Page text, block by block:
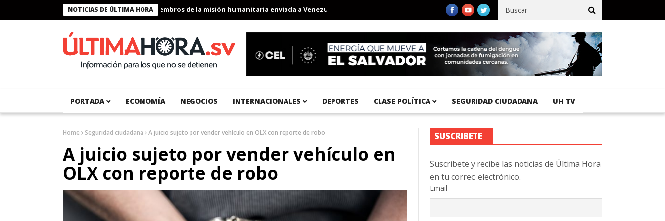
NOTICIAS DE ÚLTIMA HORA
Presidente Bukele condecora a miembros de la misión humanitaria enviada a Venezuela Aeropuerto Internacional del Pacífico registra 92 % de avance en obras de terracería
PORTADA ECONOMÍA NEGOCIOS INTERNACIONALES DEPORTES CLASE POLÍTICA SEGURIDAD CIUDADANA UH TV
Home Seguridad ciudadana A juicio sujeto por vender vehículo en OLX con reporte de robo
A juicio sujeto por vender vehículo en
OLX con reporte de robo
SUSCRIBETE
Suscribete y recibe las noticias de Última Hora
en tu correo electrónico.
Email